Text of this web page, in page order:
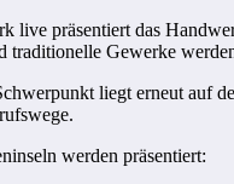
live präsentiert das
traditionelle Gewerke
liegt erneut auf
werden präsentiert: